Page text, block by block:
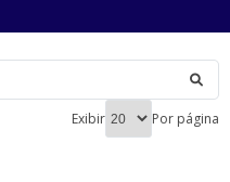
Exibir Por página